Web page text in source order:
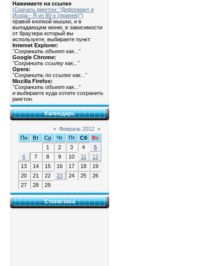
Нажимаете на ссылке
(Скачать рингтон: "Дефолиант и
Искра - Я из 90-х (припев)")
правой кнопкой мышки, и в
выпадающем меню, в зависимости
от браузера который вы
используете, выбираете пункт:
Internet Explorer:
"Сохранить объект как..."
Google Chrome:
"Сохранить ссылку как..."
Opera:
"Сохранить по ссылке как..."
Mozilla Firefox:
"Сохранить объект как..."
и выбираете куда хотите сохранить
рингтон.
Календарь
« Февраль 2012 »
Пн
Вт Ср Чт Пт Сб
Вс
1
2 3 4
5
6
7 8 9 10 11
12
13
14 15 16 17 18
19
20
21 22 23 24 25
26
27
28 29
Статистика